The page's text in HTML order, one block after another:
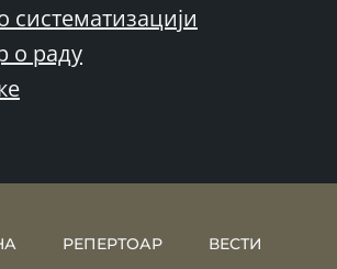
систематизацији
о раду
РЕПЕРТОАР ВЕСТИ